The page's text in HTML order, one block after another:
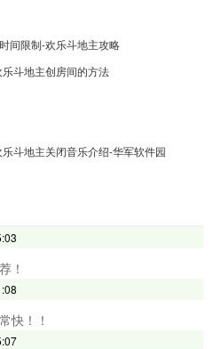
间限制-欢乐斗地主攻略
斗地主创房间的方法
斗地主关闭音乐介绍-华军软件园
！
快！！